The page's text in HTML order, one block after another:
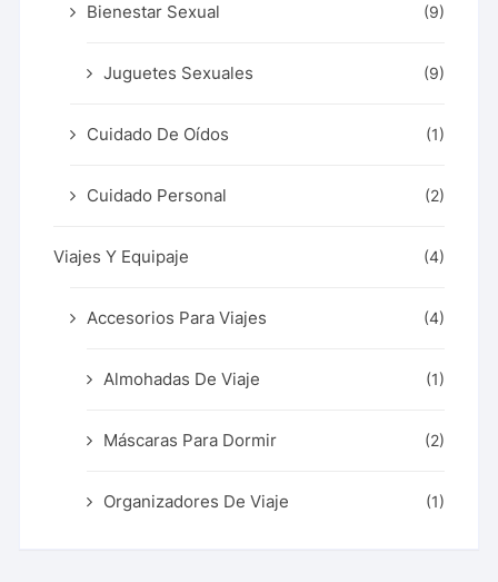
Bienestar Sexual (9)
Juguetes Sexuales (9)
Cuidado De Oídos (1)
Cuidado Personal (2)
Viajes Y Equipaje (4)
Accesorios Para Viajes (4)
Almohadas De Viaje (1)
Máscaras Para Dormir (2)
Organizadores De Viaje (1)